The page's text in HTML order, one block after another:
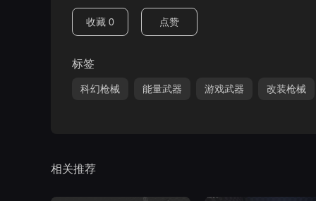
收藏 0 点赞
标签
科幻枪械 能量武器 游戏武器 改装枪械
相关推荐